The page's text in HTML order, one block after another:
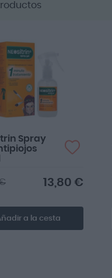
Spray
13,80 €
a la cesta